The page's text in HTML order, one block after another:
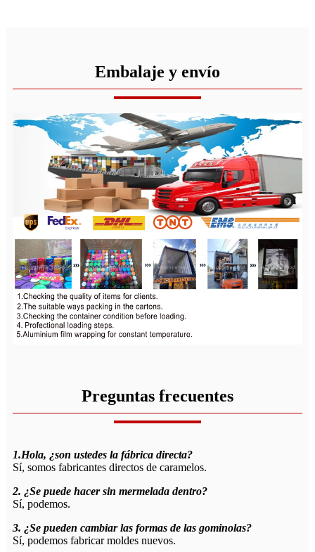
Embalaje y envío
Preguntas frecuentes
1.Hola, ¿son ustedes la fábrica directa?
Sí, somos fabricantes directos de caramelos.
2. ¿Se puede hacer sin mermelada dentro?
Sí, podemos.
3. ¿Se pueden cambiar las formas de las gominolas?
Sí, podemos fabricar moldes nuevos.